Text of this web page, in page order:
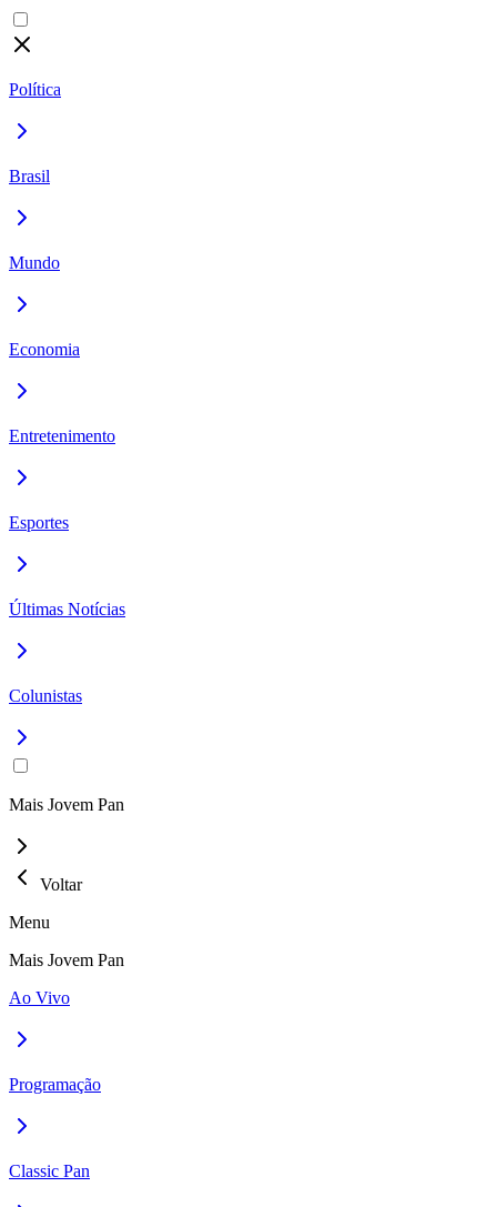
Política
Brasil
Mundo
Economia
Entretenimento
Esportes
Últimas Notícias
Colunistas
Mais Jovem Pan
Voltar
Menu
Mais Jovem Pan
Ao Vivo
Programação
Classic Pan